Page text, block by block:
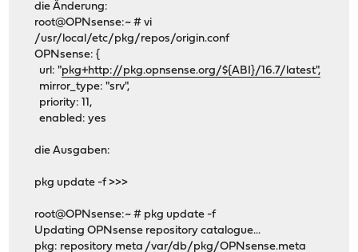
die Änderung:
root@OPNsense:~ # vi
/usr/local/etc/pkg/repos/origin.conf
OPNsense: {
url: "pkg+http://pkg.opnsense.org/${ABI}/16.7/latest",
mirror_type: "srv",
priority: 11,
enabled: yes
die Ausgaben:
pkg update -f >>>
root@OPNsense:~ # pkg update -f
Updating OPNsense repository catalogue...
pkg: repository meta /var/db/pkg/OPNsense.meta